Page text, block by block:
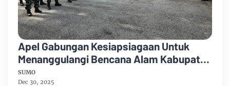
Apel Gabungan Kesiapsiagaan Untuk
Menanggulangi Bencana Alam Kabupaten
Bengkalis
SUMO
Dec 30, 2025